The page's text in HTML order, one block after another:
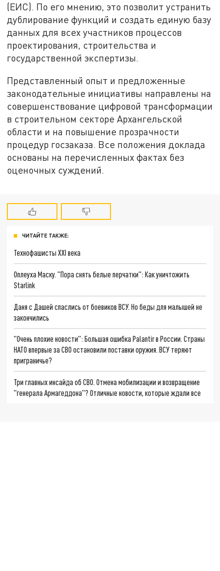
(ЕИС). По его мнению, это позволит устранить
дублирование функций и создать единую базу
данных для всех участников процессов
проектирования, строительства и
государственной экспертизы.
Представленный опыт и предложенные
законодательные инициативы направлены на
совершенствование цифровой трансформации
в строительном секторе Архангельской
области и на повышение прозрачности
процедур госзаказа. Все положения доклада
основаны на перечисленных фактах без
оценочных суждений.
ЧИТАЙТЕ ТАКЖЕ:
Технофашисты XXI века
Оплеуха Маску. "Пора снять белые перчатки": Как уничтожить
Starlink
Даня с Дашей спаслись от боевиков ВСУ. Но беды для малышей не
закончились
"Очень плохие новости": Большая ошибка Palantir в России. Страны
НАТО впервые за СВО остановили поставки оружия. ВСУ теряют
приграничье?
Три главных инсайда об СВО. Отмена мобилизации и возвращение
"генерала Армагеддона"? Отличные новости, которые ждали все